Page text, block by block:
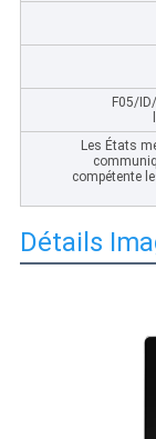
F05/
Les États
compétente
Détails